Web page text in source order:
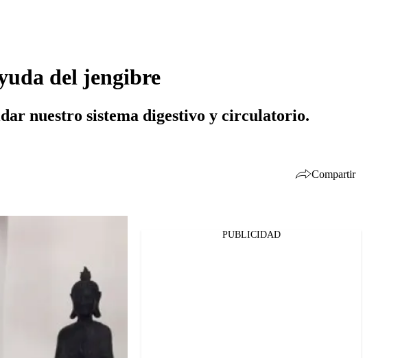
del jengibre
nuestro sistema digestivo y circulatorio.
Compartir
PUBLICIDAD